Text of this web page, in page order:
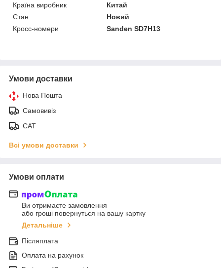
Країна виробник
Китай
Стан
Новий
Кросс-номери
Sanden SD7H13
Умови доставки
Нова Пошта
Самовивіз
САТ
Всі умови доставки
Умови оплати
Ви отримаєте замовлення
або гроші повернуться на вашу картку
Детальніше
Післяплата
Оплата на рахунок